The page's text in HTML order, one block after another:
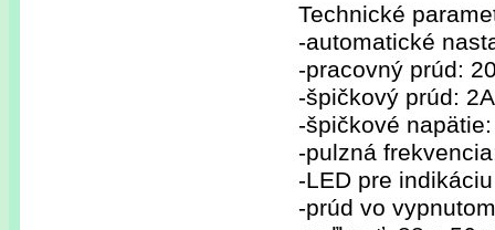
Technické
-automatické
-pracovný prúd:
-špičkový prúd:
-špičkové
-pulzná
-LED pre
-prúd vo